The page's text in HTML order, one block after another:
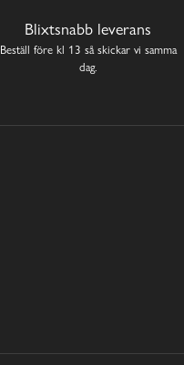
Blixtsnabb leverans
Beställ före kl 13 så skickar vi samma
dag.